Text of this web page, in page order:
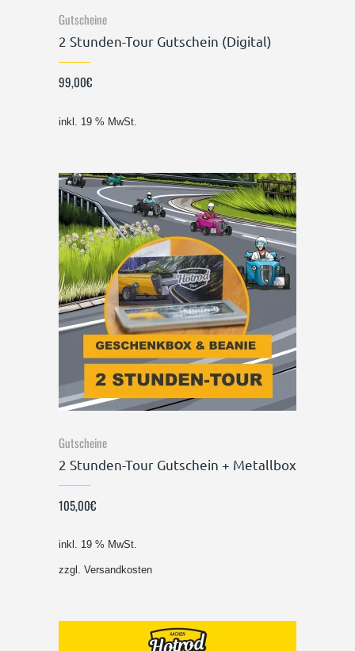
Gutscheine
2 Stunden-Tour Gutschein (Digital)
99,00€
inkl. 19 % MwSt.
Gutscheine
2 Stunden-Tour Gutschein + Metallbox
105,00€
inkl. 19 % MwSt.
zzgl. Versandkosten